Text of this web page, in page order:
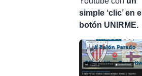
simple ‘clic’ en el
botón UNIRME.